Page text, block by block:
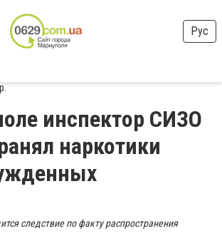
Рус
инспектор СИЗО
наркотики
следствие по факту распространения